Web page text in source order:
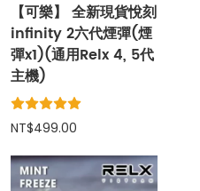
【可樂】 全新現貨悅刻
infinity 2六代煙彈(煙
彈x1)(通用Relx 4, 5代
主機)
NT$499.00